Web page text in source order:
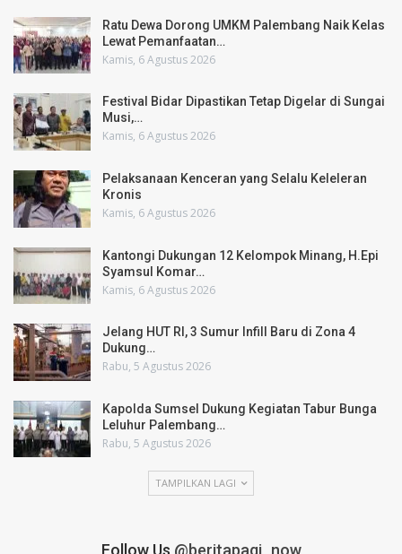
Ratu Dewa Dorong UMKM Palembang Naik Kelas
Lewat Pemanfaatan…
Kamis, 6 Agustus 2026
Festival Bidar Dipastikan Tetap Digelar di Sungai
Musi,…
Kamis, 6 Agustus 2026
Pelaksanaan Kenceran yang Selalu Keleleran
Kronis
Kamis, 6 Agustus 2026
Kantongi Dukungan 12 Kelompok Minang, H.Epi
Syamsul Komar…
Kamis, 6 Agustus 2026
Jelang HUT RI, 3 Sumur Infill Baru di Zona 4
Dukung…
Rabu, 5 Agustus 2026
Kapolda Sumsel Dukung Kegiatan Tabur Bunga
Leluhur Palembang…
Rabu, 5 Agustus 2026
TAMPILKAN LAGI